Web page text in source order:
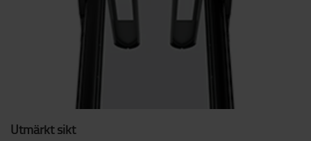
Utmärkt sikt